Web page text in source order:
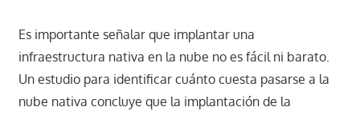
Es importante señalar que implantar una
infraestructura nativa en la nube no es fácil ni barato.
Un estudio para identificar cuánto cuesta pasarse a la
nube nativa concluye que la implantación de la